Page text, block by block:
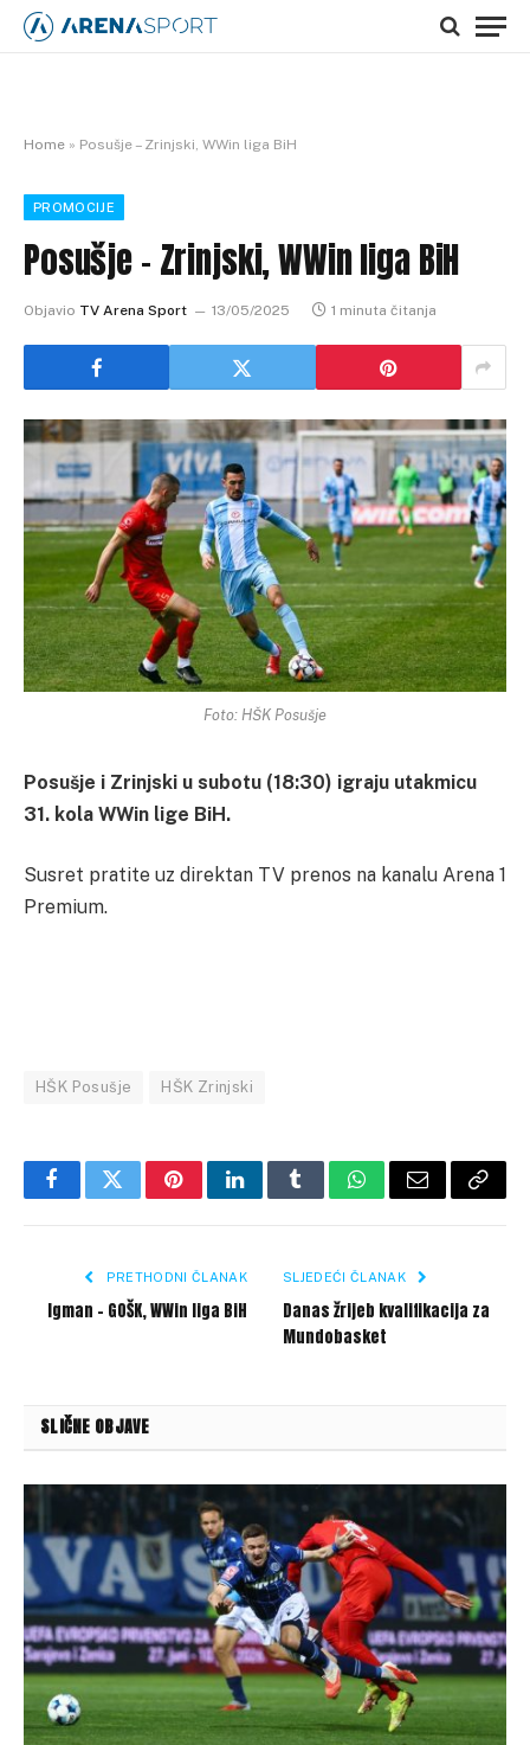
Home » Posušje – Zrinjski, WWin liga BiH
PROMOCIJE
Posušje – Zrinjski, WWin liga BiH
Objavio TV Arena Sport 13/05/2025 1 minuta čitanja
Foto: HŠK Posušje
Posušje i Zrinjski u subotu (18:30) igraju utakmicu
31. kola WWin lige BiH.
Susret pratite uz direktan TV prenos na kanalu Arena 1
Premium.
HŠK Posušje HŠK Zrinjski
FacebookTwitterPinterestLinkedInTumblrWhatsApp
Email Copy
PRETHODNI ČLANAK
Igman – GOŠK, WWin liga BiH
SLJEDEĆI ČLANAK
Danas žrijeb kvalifikacija za
Mundobasket
SLIČNE OBJAVE